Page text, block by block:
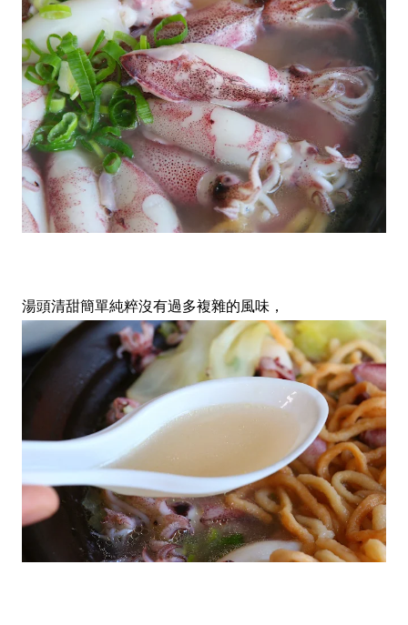
湯頭清甜簡單純粹沒有過多複雜的風味，